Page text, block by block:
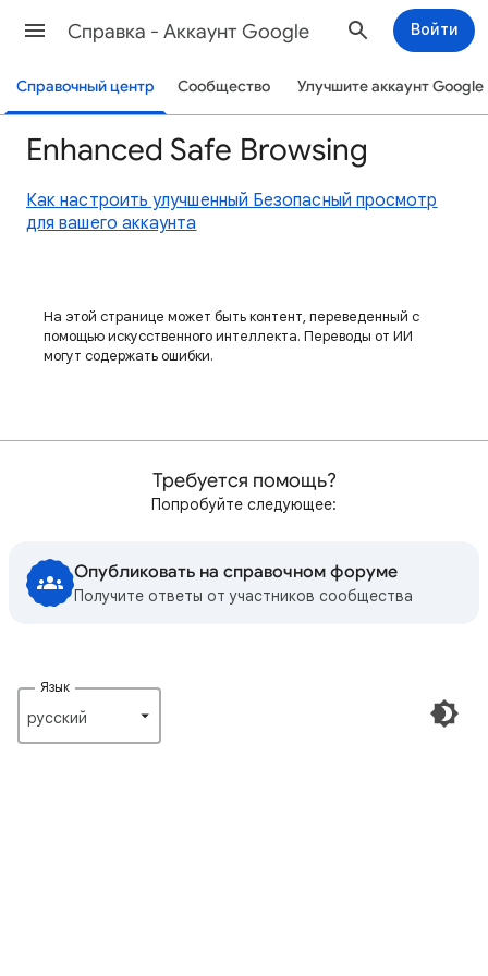
Cправка - Аккаунт Google Войти
Справочный центр Сообщество Улучшите аккаунт Google
Enhanced Safe Browsing
Как настроить улучшенный Безопасный просмотр
для вашего аккаунта
На этой странице может быть контент, переведенный с
помощью искусственного интеллекта. Переводы от ИИ
могут содержать ошибки.
Требуется помощь?
Попробуйте следующее:
Опубликовать на справочном форуме
Получите ответы от участников сообщества
Язык
русский‎